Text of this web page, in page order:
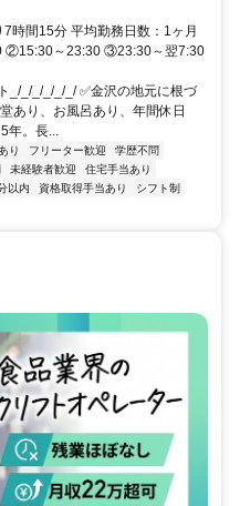
時間15分 平均勤務日数：1ヶ月
②15:30～23:30 ③23:30～翌7:30
_/_/_/_/_/_/ ✅金沢の地元に根づ
あり、お風呂あり、年間休日
年。長...
り フリーター歓迎
学歴不問
未経験者歓迎
住宅手当あり
以内 資格取得手当あり
シフト制